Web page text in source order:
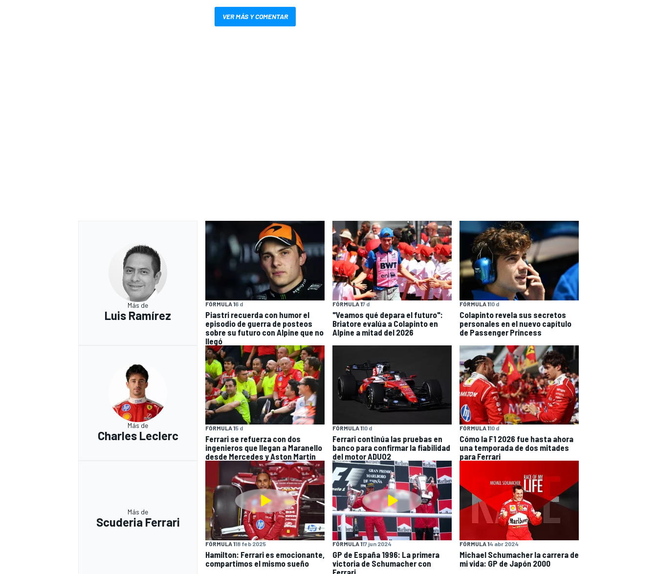
VER MÁS Y COMENTAR
Más de
Luis Ramírez
FÓRMULA 16 d
Piastri recuerda con humor el
episodio de guerra de posteos
sobre su futuro con Alpine que no
llegó
FÓRMULA 17 d
"Veamos qué depara el futuro":
Briatore evalúa a Colapinto en
Alpine a mitad del 2026
FÓRMULA 110 d
Colapinto revela sus secretos
personales en el nuevo capítulo
de Passenger Princess
Más de
Charles Leclerc
FÓRMULA 15 d
Ferrari se refuerza con dos
ingenieros que llegan a Maranello
desde Mercedes y Aston Martin
FÓRMULA 110 d
Ferrari continúa las pruebas en
banco para confirmar la fiabilidad
del motor ADUO2
FÓRMULA 110 d
Cómo la F1 2026 fue hasta ahora
una temporada de dos mitades
para Ferrari
Más de
Scuderia Ferrari
FÓRMULA 118 feb 2025
Hamilton: Ferrari es emocionante,
compartimos el mismo sueño
FÓRMULA 117 jun 2024
GP de España 1996: La primera
victoria de Schumacher con
Ferrari
FÓRMULA 14 abr 2024
Michael Schumacher la carrera de
mi vida: GP de Japón 2000